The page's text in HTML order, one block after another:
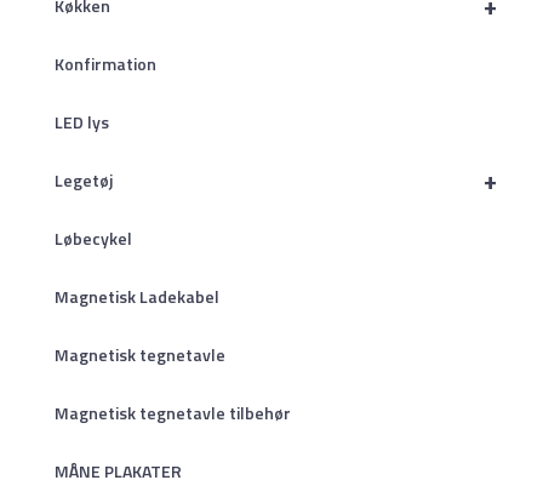
Køkken
Konfirmation
LED lys
+
Legetøj
Løbecykel
Magnetisk Ladekabel
Magnetisk tegnetavle
Magnetisk tegnetavle tilbehør
MÅNE PLAKATER